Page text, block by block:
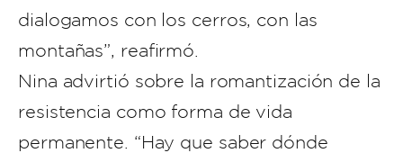
dialogamos con los cerros, con las
montañas”, reafirmó.
Nina advirtió sobre la romantización de la
resistencia como forma de vida
permanente. “Hay que saber dónde